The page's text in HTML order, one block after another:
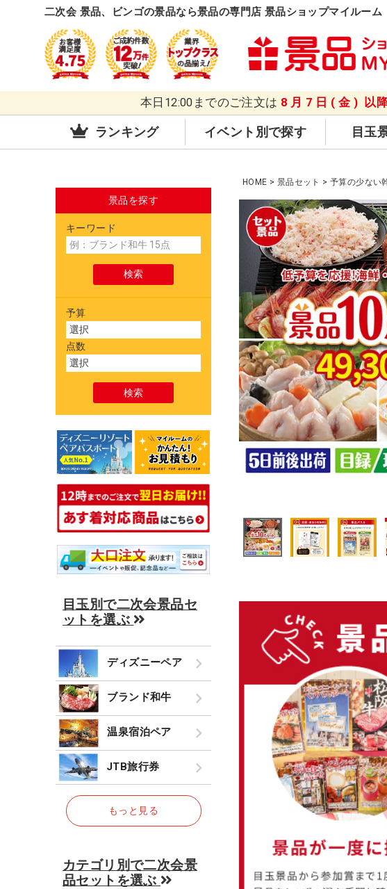
二次会 景品、ビンゴの景品なら景品の専門店 景品ショップマイルーム
本日12:00までのご注文は 8月7日(金) 以
ランキング イベント別で探す 目玉
景品を探す
キーワード
予算
点数
目玉別で二次会景品セ
ットを選ぶ
ディズニーペア
ブランド和牛
温泉宿泊ペア
JTB旅行券
もっと見る
カテゴリ別で二次会景
品セットを選ぶ
HOME 景品セット 予算の少ない